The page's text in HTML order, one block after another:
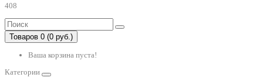
408
Товаров 0 (0 руб.)
Ваша корзина пуста!
Категории